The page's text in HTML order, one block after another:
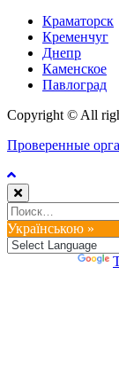
Краматорск
Кременчуг
Днепр
Каменское
Павлоград
Copyright © All
Проверенные
Найти:
Українською »